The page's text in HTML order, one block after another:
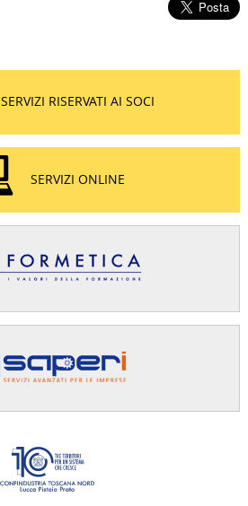
SERVIZI RISERVATI AI SOCI
SERVIZI ONLINE